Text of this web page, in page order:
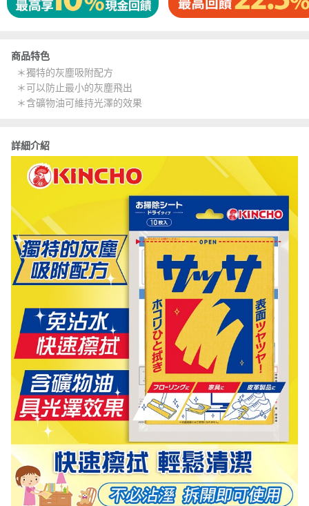
商品特色
＊獨特的灰塵吸附配方
＊可以防止最小的灰塵飛出
＊含礦物油可維持光澤的效果
詳細介紹